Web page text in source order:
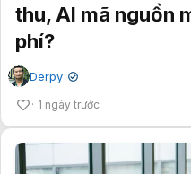
thu, AI mã nguồn
phí?
Derpy ✔
1 ngày trước